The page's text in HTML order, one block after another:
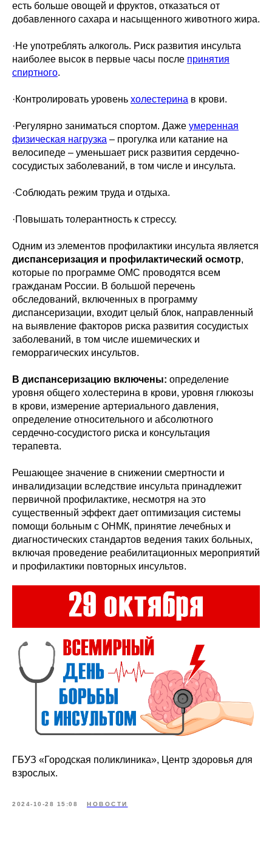
есть больше овощей и фруктов, отказаться от
добавленного сахара и насыщенного животного жира.
·Не употреблять алкоголь. Риск развития инсульта
наиболее высок в первые часы после принятия
спиртного.
·Контролировать уровень холестерина в крови.
·Регулярно заниматься спортом. Даже умеренная
физическая нагрузка – прогулка или катание на
велосипеде – уменьшает риск развития сердечно-
сосудистых заболеваний, в том числе и инсульта.
·Соблюдать режим труда и отдыха.
·Повышать толерантность к стрессу.
Одним из элементов профилактики инсульта является
диспансеризация и профилактический осмотр,
которые по программе ОМС проводятся всем
гражданам России. В большой перечень
обследований, включенных в программу
диспансеризации, входит целый блок, направленный
на выявление факторов риска развития сосудистых
заболеваний, в том числе ишемических и
геморрагических инсультов.
В диспансеризацию включены: определение
уровня общего холестерина в крови, уровня глюкозы
в крови, измерение артериального давления,
определение относительного и абсолютного
сердечно-сосудистого риска и консультация
терапевта.
Решающее значение в снижении смертности и
инвалидизации вследствие инсульта принадлежит
первичной профилактике, несмотря на это
существенный эффект дает оптимизация системы
помощи больным с ОНМК, принятие лечебных и
диагностических стандартов ведения таких больных,
включая проведение реабилитационных мероприятий
и профилактики повторных инсультов.
ГБУЗ «Городская поликлиника», Центр здоровья для
взрослых.
2024-10-28 15:08 НОВОСТИ